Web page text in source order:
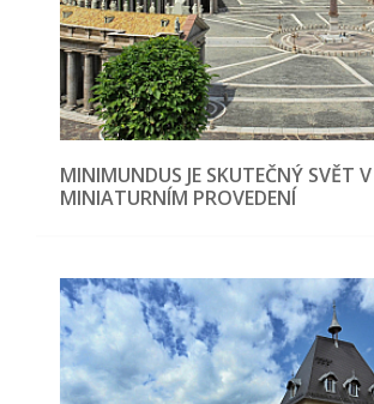
MINIMUNDUS JE SKUTEČNÝ SVĚT V
MINIATURNÍM PROVEDENÍ